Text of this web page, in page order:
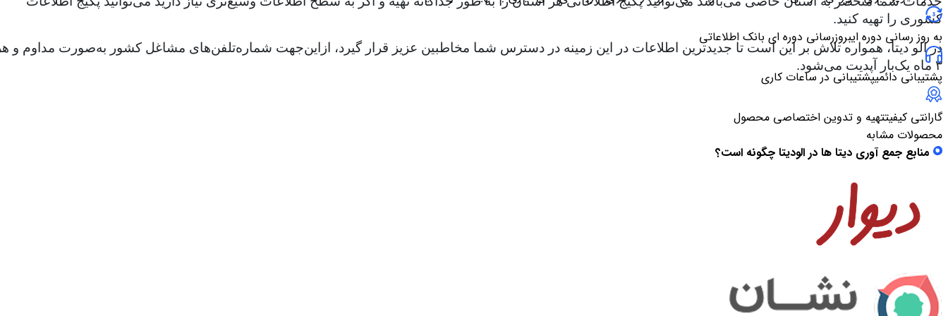
کشوری را تهیه کنید.
در الو دیتا، همواره تلاش بر این است تا جدیدترین اطلاعات در این زمینه در دسترس شما مخاطبین عزیز قرار گیرد، ازاین‌جهت شماره‌تلفن‌های مشاغل کشور به‌صورت مداوم و
۳ ماه یک‌بار آپدیت می‌شود.
به روز رسانی دوره ایبروزرسانی دوره ای بانک اطلاعاتی
پشتیبانی دائمیپشتیبانی در ساعات کاری
گارانتی کیفیتتهیه و تدوین اختصاصی محصول
محصولات مشابه
منابع جمع آوری دیتا ها در الودیتا چگونه است؟